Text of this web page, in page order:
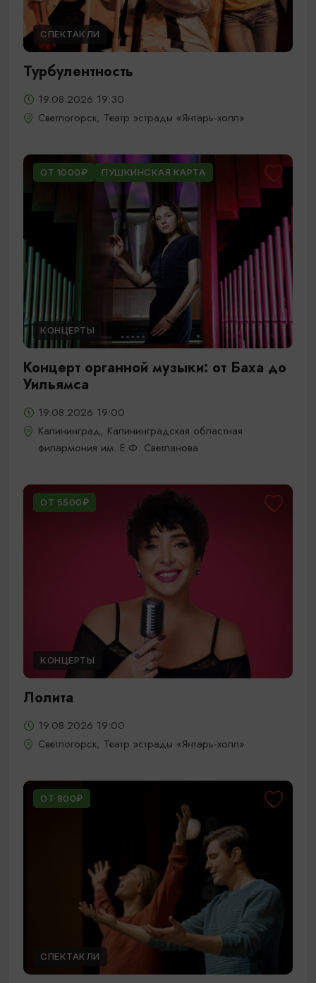
СПЕКТАКЛИ
Турбулентность
19.08.2026 19:30
Светлогорск, Театр эстрады «Янтарь-холл»
ОТ 1000₽ ПУШКИНСКАЯ КАРТА
КОНЦЕРТЫ
Концерт органной музыки: от Баха до
Уильямса
19.08.2026 19:00
Калининград, Калининградская областная
филармония им. Е.Ф. Светланова
ОТ 5500₽
КОНЦЕРТЫ
Лолита
19.08.2026 19:00
Светлогорск, Театр эстрады «Янтарь-холл»
ОТ 800₽
СПЕКТАКЛИ